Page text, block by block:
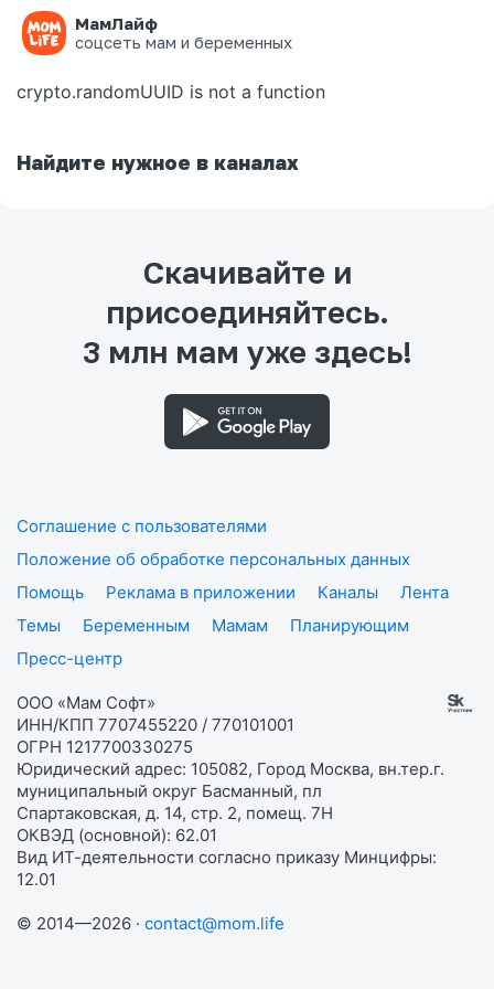
МамЛайф
соцсеть мам и беременных
Ошибка на странице
crypto.randomUUID is not a function
Найдите нужное в каналах
Скачивайте и
присоединяйтесь.
3 млн мам уже здесь!
Соглашение с пользователями
Положение об обработке персональных данных
Помощь
Реклама в приложении Каналы
Лента
Темы
Беременным Мамам
Планирующим
Пресс-центр
ООО «Мам Софт»
ИНН/КПП 7707455220 / 770101001
ОГРН 1217700330275
Юридический адрес: 105082, Город Москва, вн.тер.г.
муниципальный округ Басманный, пл
Спартаковская, д. 14, стр. 2, помещ. 7Н
ОКВЭД (основной): 62.01
Вид ИТ-деятельности согласно приказу Минцифры:
12.01
© 2014—2026 · contact@mom.life